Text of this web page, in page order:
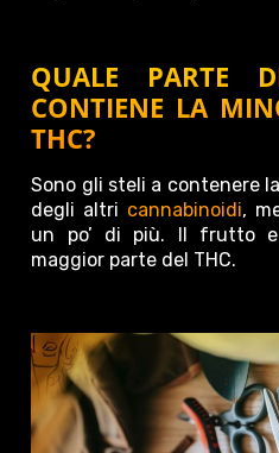
QUALE PARTE
CONTIENE LA
THC?
Sono gli steli a contenere
degli altri cannabinoidi,
un po’ di più. Il frutto
maggior parte del THC.